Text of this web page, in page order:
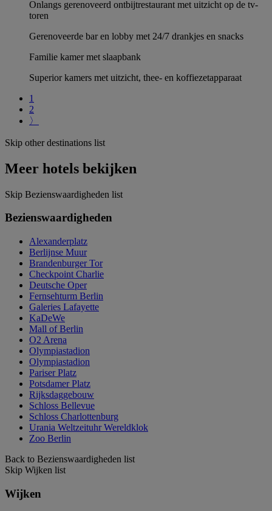
Onlangs gerenoveerd ontbijtrestaurant met uitzicht op de tv-
toren
Gerenoveerde bar en lobby met 24/7 drankjes en snacks
Familie kamer met slaapbank
Superior kamers met uitzicht, thee- en koffiezetapparaat
1
2
〉
Skip other destinations list
Meer hotels bekijken
Skip Bezienswaardigheden list
Bezienswaardigheden
Alexanderplatz
Berlijnse Muur
Brandenburger Tor
Checkpoint Charlie
Deutsche Oper
Fernsehturm Berlin
Galeries Lafayette
KaDeWe
Mall of Berlin
O2 Arena
Olympiastadion
Olympiastadion
Pariser Platz
Potsdamer Platz
Rijksdaggebouw
Schloss Bellevue
Schloss Charlottenburg
Urania Weltzeituhr Wereldklok
Zoo Berlin
Back to Bezienswaardigheden list
Skip Wijken list
Wijken